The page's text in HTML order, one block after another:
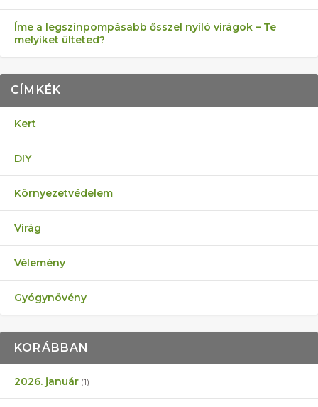
Íme a legszínpompásabb ősszel nyíló virágok – Te
melyiket ülteted?
CÍMKÉK
Kert
DIY
Környezetvédelem
Virág
Vélemény
Gyógynövény
KORÁBBAN
2026. január (1)